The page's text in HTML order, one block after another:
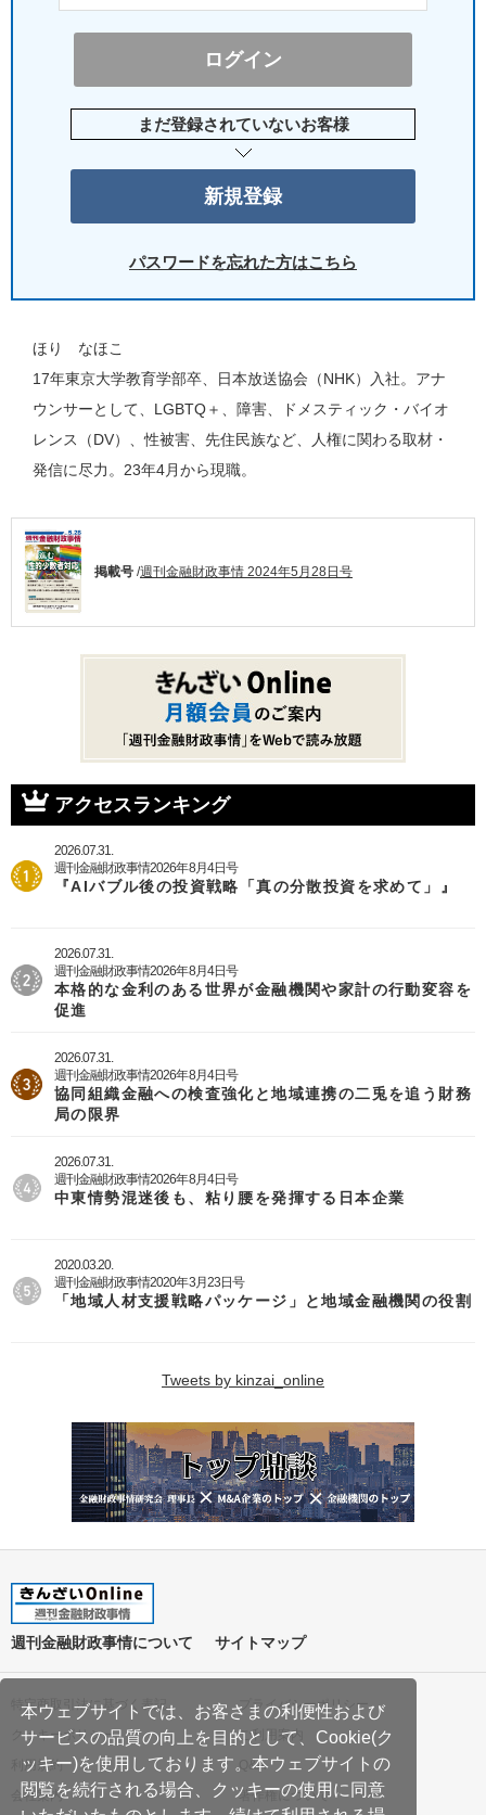
本ウェブサイトでは、お客さまの利便性および
サービスの品質の向上を目的として、Cookie(ク
ッキー)を使用しております。本ウェブサイトの
閲覧を続行される場合、クッキーの使用に同意
まだ登録されていないお客様
パスワードを忘れた方はこちら
ほり なほこ
17年東京大学教育学部卒、日本放送協会（NHK）入社。アナ
ウンサーとして、LGBTQ＋、障害、ドメスティック・バイオ
レンス（DV）、性被害、先住民族など、人権に関わる取材・
発信に尽力。23年4月から現職。
掲載号 /週刊金融財政事情 2024年5月28日号
アクセスランキング
2026.07.31.
週刊金融財政事情2026年8月4日号
『AIバブル後の投資戦略「真の分散投資を求めて」』
2026.07.31.
週刊金融財政事情2026年8月4日号
本格的な金利のある世界が金融機関や家計の行動変容を
促進
2026.07.31.
週刊金融財政事情2026年8月4日号
協同組織金融への検査強化と地域連携の二兎を追う財務
局の限界
2026.07.31.
週刊金融財政事情2026年8月4日号
中東情勢混迷後も、粘り腰を発揮する日本企業
2020.03.20.
週刊金融財政事情2020年3月23日号
「地域人材支援戦略パッケージ」と地域金融機関の役割
Tweets by kinzai_online
週刊金融財政事情について サイトマップ
特定商取引法に基づく表記
プライバシーポリシー
クッキーポリシー
ご利用案内
利用規約
Q&A
会社案内
著作権について